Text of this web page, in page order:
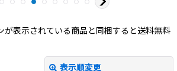
が表示されている商品と同梱すると送料無料
表示順変更